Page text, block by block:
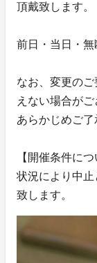
頂戴致します。
前日・当日・
なお、変更の
えない場合がご
あらかじめご了
【開催条件につ
状況により中
致します。